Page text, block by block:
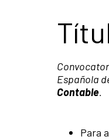
Española
Contable.
Para